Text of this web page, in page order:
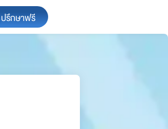
ปรึกษาฟรี